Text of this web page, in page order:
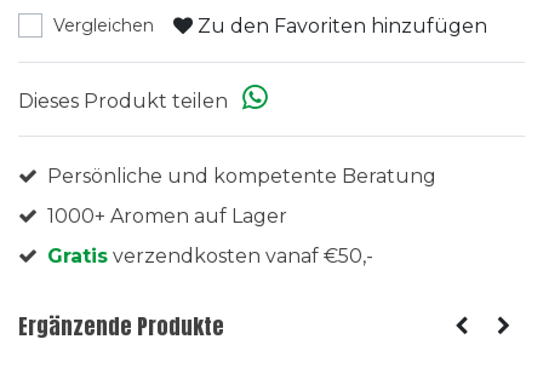
Vergleichen Zu den Favoriten hinzufügen
Dieses Produkt teilen
Persönliche und kompetente Beratung
1000+ Aromen auf Lager
Gratis verzendkosten vanaf €50,-
Ergänzende Produkte